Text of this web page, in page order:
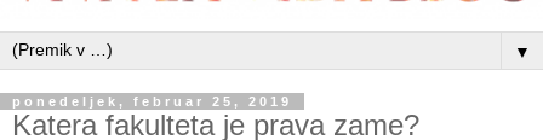
▼
ponedeljek, februar 25, 2019
Katera fakulteta je prava zame?